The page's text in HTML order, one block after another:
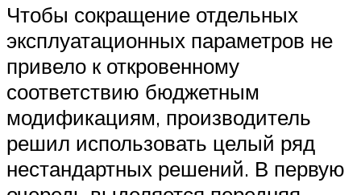
Чтобы сокращение отдельных
эксплуатационных параметров не
привело к откровенному
соответствию бюджетным
модификациям, производитель
решил использовать целый ряд
нестандартных решений. В первую